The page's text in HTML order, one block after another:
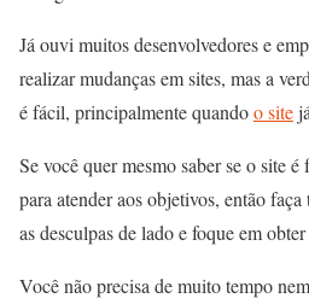
Já ouvi muitos desenvolvedores e
realizar mudanças em sites, mas a
é fácil, principalmente quandoo site
Se você quer mesmo saber se o site
para atender aos objetivos, então
as desculpas de lado e foque em
Você não precisa de muito tempo